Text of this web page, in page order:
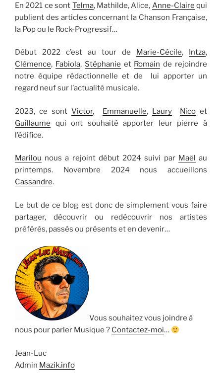
En 2021 ce sont Telma, Mathilde, Alice, Anne-Claire qui
publient des articles concernant la Chanson Française,
la Pop ou le Rock-Progressif…
Début 2022 c’est au tour de Marie-Cécile, Intza,
Clémence, Fabiola, Stéphanie et Romain de rejoindre
notre équipe rédactionnelle et de lui apporter un
regard neuf sur l’actualité musicale.
2023, ce sontVictor, Emmanuelle, Laury Nicoet
Guillaume qui ont souhaité apporter leur pierre à
l’édifice.
Marilou nous a rejoint début 2024 suivi par Maël
au
printemps. Novembre 2024 nous accueillons
Cassandre.
Le but de ce blog est donc de simplement vous faire
partager, découvrir ou redécouvrir nos artistes
préférés, passés ou présents et en devenir…
Vous souhaitez vous joindre à
nous pour parler Musique ? Contactez-moi…
Jean-Luc
Admin Mazik.info